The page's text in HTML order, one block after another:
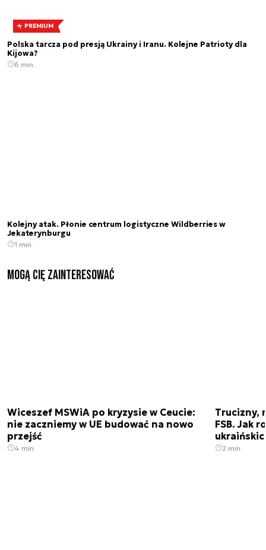
PREMIUM
Polska tarcza pod presją Ukrainy i Iranu. Kolejne Patrioty dla
Kijowa?
6 min.
Kolejny atak. Płonie centrum logistyczne Wildberries w
Jekaterynburgu
1 min.
Mogą Cię zainteresować
Wiceszef MSWiA po kryzysie w Ceucie:
nie zaczniemy w UE budować na nowo
przejść
4 min.
Trucizny,
FSB. Jak
2 min.